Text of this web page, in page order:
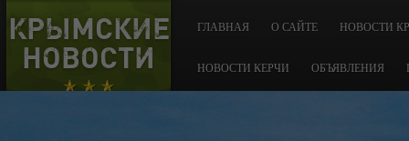
КРЫМСКИЕ
НОВОСТИ
ГЛАВНАЯ О САЙТЕ НОВОСТИ
НОВОСТИ КЕРЧИ ОБЪЯВЛЕНИЯ